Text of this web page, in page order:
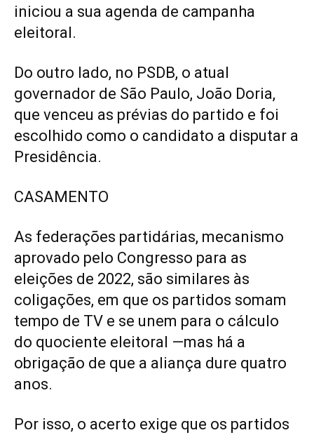
iniciou a sua agenda de campanha
eleitoral.
Do outro lado, no PSDB, o atual
governador de São Paulo, João Doria,
que venceu as prévias do partido e foi
escolhido como o candidato a disputar a
Presidência.
CASAMENTO
As federações partidárias, mecanismo
aprovado pelo Congresso para as
eleições de 2022, são similares às
coligações, em que os partidos somam
tempo de TV e se unem para o cálculo
do quociente eleitoral —mas há a
obrigação de que a aliança dure quatro
anos.
Por isso, o acerto exige que os partidos